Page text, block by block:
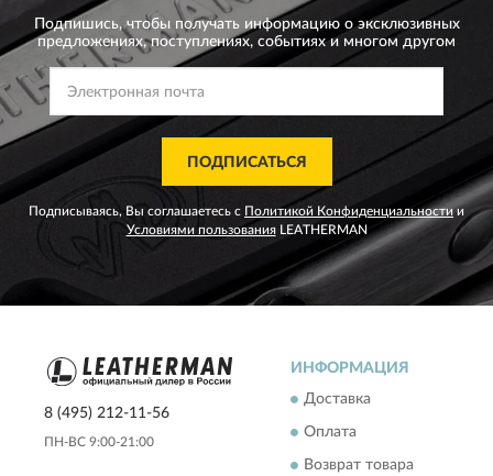
Подпишись, чтобы получать информацию о эксклюзивных
предложениях,поступлениях, событиях и многом другом
ПОДПИСАТЬСЯ
Подписываясь, Вы соглашаетесь с Политикой Конфиденциальности и
Условиями пользованияLEATHERMAN
8 (495) 212-11-56
ПН-ВС 9:00-21:00
ИНФОРМАЦИЯ
Доставка
Оплата
Возврат товара